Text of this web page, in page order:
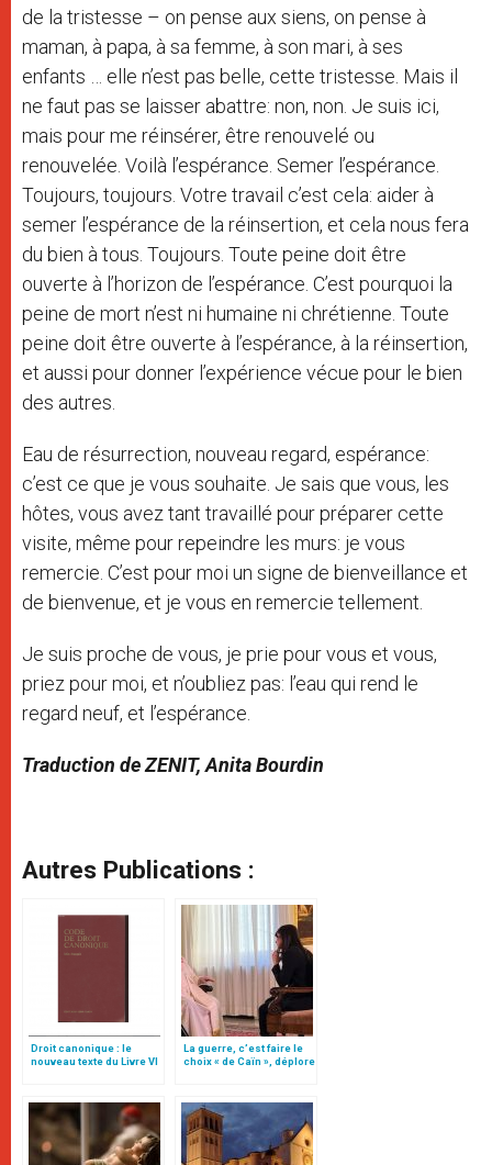
de la tristesse – on pense aux siens, on pense à
maman, à papa, à sa femme, à son mari, à ses
enfants … elle n’est pas belle, cette tristesse. Mais il
ne faut pas se laisser abattre: non, non. Je suis ici,
mais pour me réinsérer, être renouvelé ou
renouvelée. Voilà l’espérance. Semer l’espérance.
Toujours, toujours. Votre travail c’est cela: aider à
semer l’espérance de la réinsertion, et cela nous fera
du bien à tous. Toujours. Toute peine doit être
ouverte à l’horizon de l’espérance. C’est pourquoi la
peine de mort n’est ni humaine ni chrétienne. Toute
peine doit être ouverte à l’espérance, à la réinsertion,
et aussi pour donner l’expérience vécue pour le bien
des autres.
Eau de résurrection, nouveau regard, espérance:
c’est ce que je vous souhaite. Je sais que vous, les
hôtes, vous avez tant travaillé pour préparer cette
visite, même pour repeindre les murs: je vous
remercie. C’est pour moi un signe de bienveillance et
de bienvenue, et je vous en remercie tellement.
Je suis proche de vous, je prie pour vous et vous,
priez pour moi, et n’oubliez pas: l’eau qui rend le
regard neuf, et l’espérance.
Traduction de ZENIT, Anita Bourdin
Autres Publications :
Droit canonique : le
nouveau texte du Livre VI
La guerre, c’est faire le
choix « de Caïn », déplore